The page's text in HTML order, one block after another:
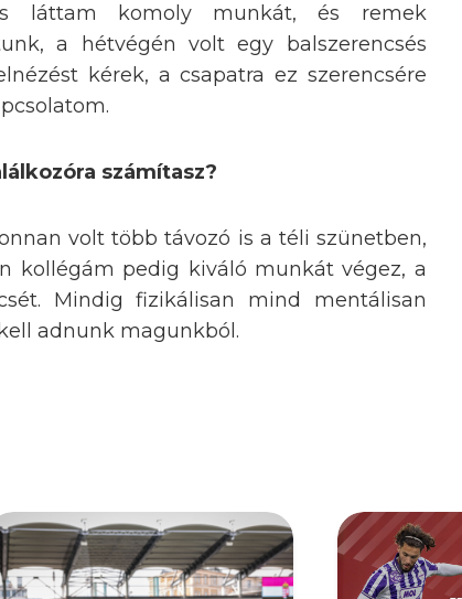
láttam komoly munkát, és remek
a hétvégén volt egy balszerencsés
kérek, a csapatra ez szerencsére
számítasz?
volt több távozó is a téli szünetben,
kollégám pedig kiváló munkát végez, a
Mindig fizikálisan mind mentálisan
adnunk magunkból.